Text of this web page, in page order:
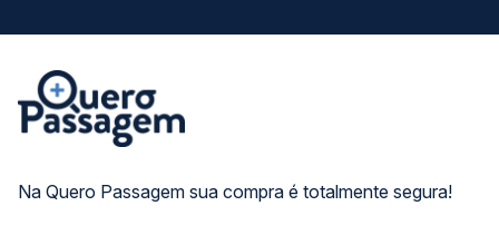
Na Quero Passagem sua compra é totalmente segura!